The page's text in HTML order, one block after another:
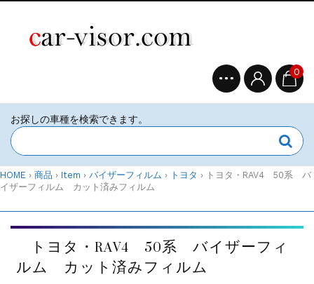
0
HOME › 商品 › Item › バイザーフィルム › トヨタ › トヨタ・RAV4 50系 バ
イザーフィルム カット済みフィルム
トヨタ・RAV4 50系 バイザーフィ
ルム カット済みフィルム